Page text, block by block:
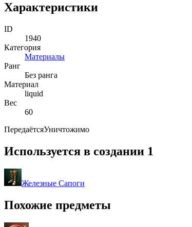
Характеристики
ID
1940
Категория
Материалы
Ранг
Без ранга
Материал
liquid
Вес
60
ПередаётсяУничтожимо
Используется в создании 1
Железные Сапоги
Похожие предметы